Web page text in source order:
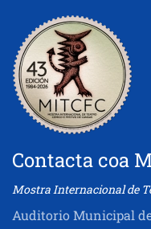
Contacta coa
Mostra Internacional de
Auditorio Municipal